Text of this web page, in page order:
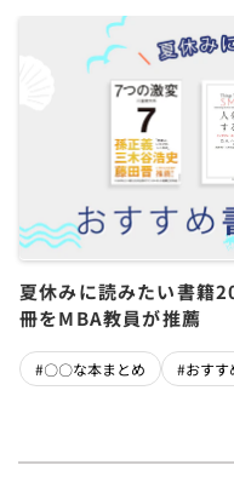
夏休みに読みたい書
冊をMBA教員が推薦
#〇〇な本まとめ #おすす